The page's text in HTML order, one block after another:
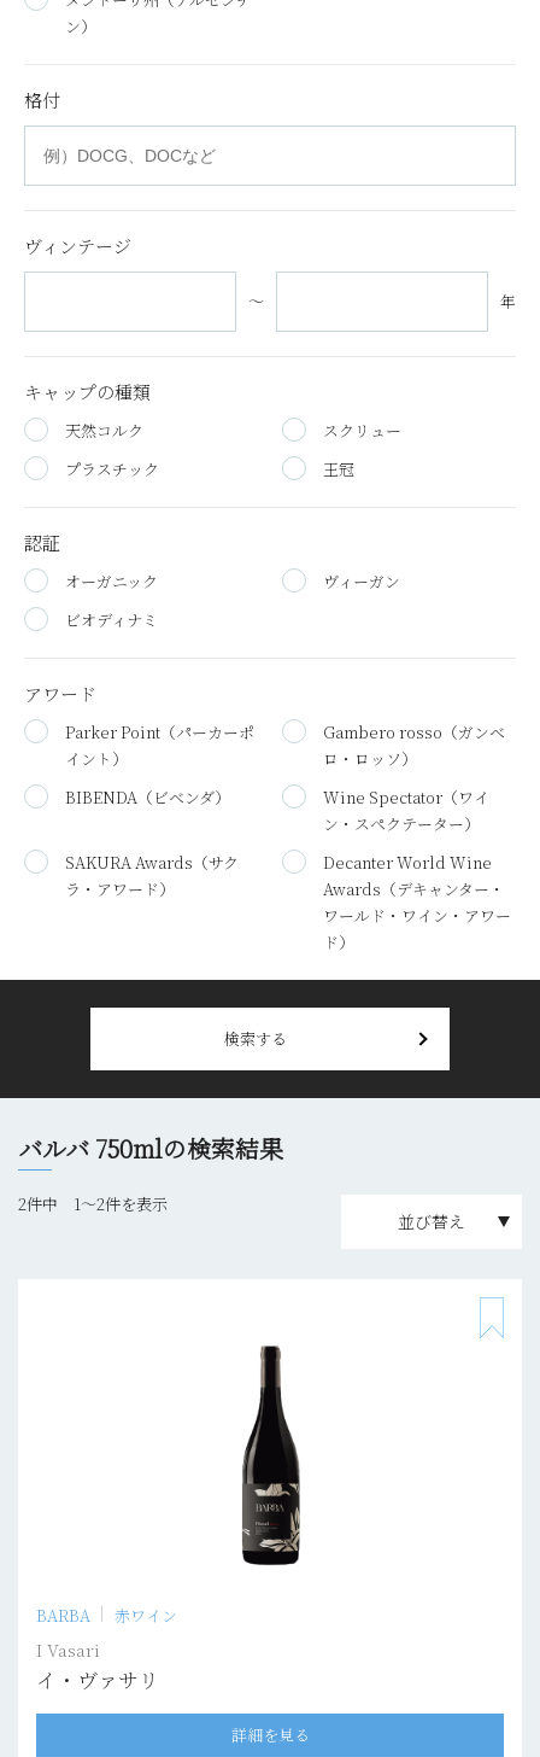
ン）
格付
ヴィンテージ
～ 年
キャップの種類
天然コルク
スクリュー
プラスチック
王冠
認証
オーガニック
ヴィーガン
ビオディナミ
アワード
Parker Point （パーカーポ
イント）
Gambero rosso （ガンベ
ロ・ロッソ）
BIBENDA （ビベンダ） Wine Spectator （ワイ
ン・スペクテーター）
SAKURA Awards （サク
ラ・アワード）
Decanter World Wine
Awards （デキャンター・
ワールド・ワイン・アワー
ド）
検索する
バルバ 750mlの検索結果
2件中 1〜2件を表示
並び替え
BARBA 赤ワイン
I Vasari
イ・ヴァサリ
詳細を見る